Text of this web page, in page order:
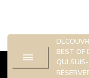
BEST OF
QUI SUIS-